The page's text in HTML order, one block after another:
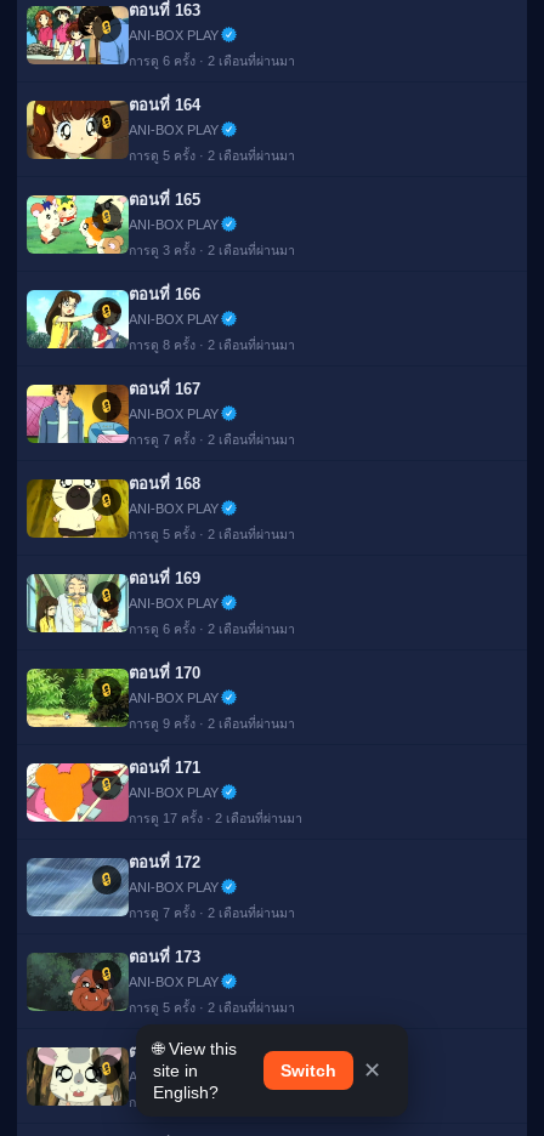
🔒
ตอนที่ 163
ANI-BOX PLAY
การดู 6 ครั้ง · 2 เดือนที่ผ่านมา
🔒
ตอนที่ 164
ANI-BOX PLAY
การดู 5 ครั้ง · 2 เดือนที่ผ่านมา
🔒
ตอนที่ 165
ANI-BOX PLAY
การดู 3 ครั้ง · 2 เดือนที่ผ่านมา
🔒
ตอนที่ 166
ANI-BOX PLAY
การดู 8 ครั้ง · 2 เดือนที่ผ่านมา
🔒
ตอนที่ 167
ANI-BOX PLAY
การดู 7 ครั้ง · 2 เดือนที่ผ่านมา
🔒
ตอนที่ 168
ANI-BOX PLAY
การดู 5 ครั้ง · 2 เดือนที่ผ่านมา
🔒
ตอนที่ 169
ANI-BOX PLAY
การดู 6 ครั้ง · 2 เดือนที่ผ่านมา
🔒
ตอนที่ 170
ANI-BOX PLAY
การดู 9 ครั้ง · 2 เดือนที่ผ่านมา
🔒
ตอนที่ 171
ANI-BOX PLAY
การดู 17 ครั้ง · 2 เดือนที่ผ่านมา
🔒
ตอนที่ 172
ANI-BOX PLAY
การดู 7 ครั้ง · 2 เดือนที่ผ่านมา
🔒
ตอนที่ 173
ANI-BOX PLAY
การดู 5 ครั้ง · 2 เดือนที่ผ่านมา
🔒
ตอนที่ 174
ANI-BOX PLAY
การดู 6 ครั้ง · 2 เดือนที่ผ่านมา
🌐 View this
site in
English?
Switch ✕